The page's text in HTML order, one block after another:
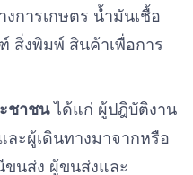
การเกษตร น้ำมันเชื้อ
สิ่งพิมพ์ สินค้าเพื่อการ
ชาชนได้แก่ ผู้ปฎิบัติงาน
ะผู้เดินทางมาจากหรือ
ขนส่ง ผู้ขนส่งและ